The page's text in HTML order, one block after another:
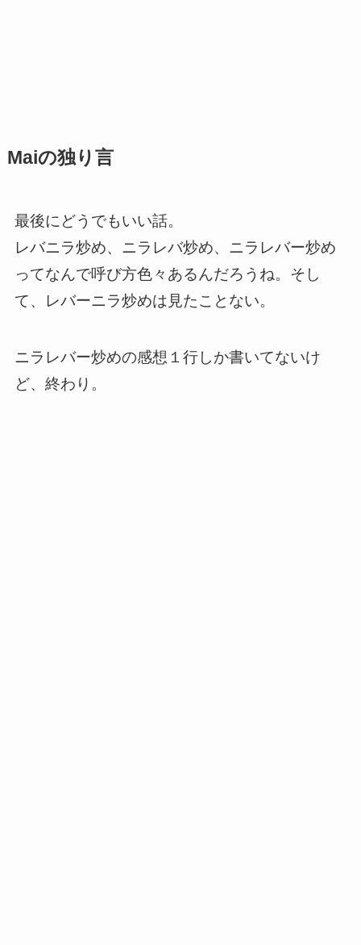
Maiの独り言
最後にどうでもいい話。
レバニラ炒め、ニラレバ炒め、ニラレバー炒め
ってなんで呼び方色々あるんだろうね。そし
て、レバーニラ炒めは見たことない。
ニラレバー炒めの感想１行しか書いてないけ
ど、終わり。